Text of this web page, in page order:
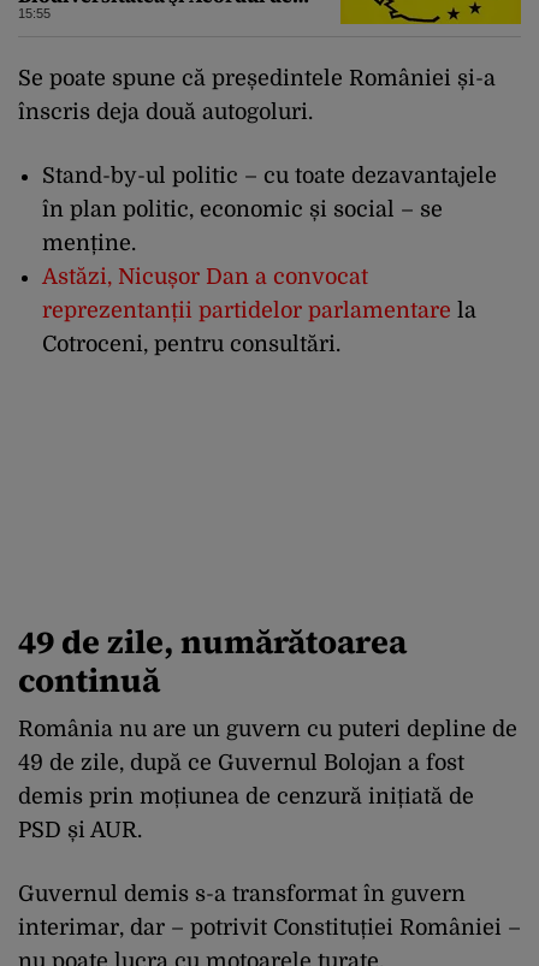
împrumut cu BIRD
15:55
Se poate spune că președintele României și-a
înscris deja două autogoluri.
Stand-by-ul politic – cu toate dezavantajele
în plan politic, economic și social – se
menține.
Astăzi, Nicușor Dan a convocat
reprezentanții partidelor parlamentare la
Cotroceni, pentru consultări.
49 de zile, numărătoarea
continuă
România nu are un guvern cu puteri depline de
49 de zile, după ce Guvernul Bolojan a fost
demis prin moțiunea de cenzură inițiată de
PSD și AUR.
Guvernul demis s-a transformat în guvern
interimar, dar – potrivit Constituției României –
nu poate lucra cu motoarele turate.